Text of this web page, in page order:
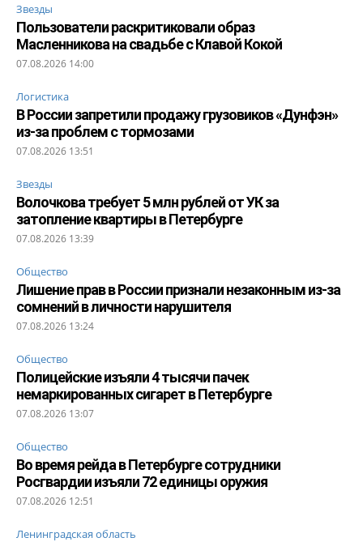
Звезды
Пользователи раскритиковали образ
Масленникова на свадьбе с Клавой Кокой
07.08.2026 14:00
Логистика
В России запретили продажу грузовиков «Дунфэн»
из-за проблем с тормозами
07.08.2026 13:51
Звезды
Волочкова требует 5 млн рублей от УК за
затопление квартиры в Петербурге
07.08.2026 13:39
Общество
Лишение прав в России признали незаконным из-за
сомнений в личности нарушителя
07.08.2026 13:24
Общество
Полицейские изъяли 4 тысячи пачек
немаркированных сигарет в Петербурге
07.08.2026 13:07
Общество
Во время рейда в Петербурге сотрудники
Росгвардии изъяли 72 единицы оружия
07.08.2026 12:51
Ленинградская область